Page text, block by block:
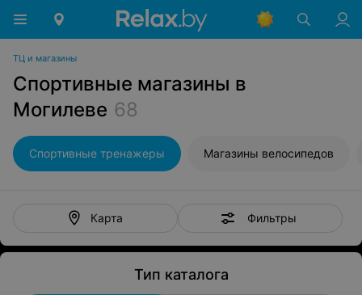
ТЦ и магазины
Спортивные магазины в
Могилеве 68
Спортивные тренажеры Магазины велосипедов
Карта Фильтры
Тип каталога